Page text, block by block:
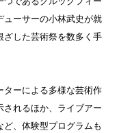
ューサーの小林武史が就
ざした芸術祭を数多く手
ターによる多様な芸術作
れるほか、ライブアー
ど、体験型プログラムも